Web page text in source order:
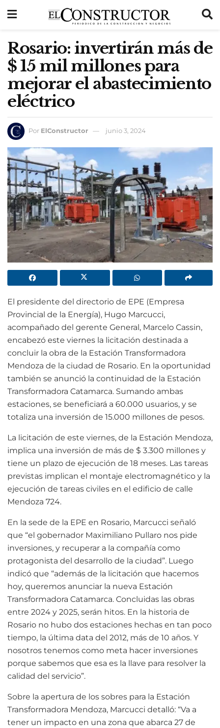
Rosario: invertirán más de
$ 15 mil millones para
mejorar el abastecimiento
eléctrico
Por ElConstructor junio 3, 2024
El presidente del directorio de EPE (Empresa
Provincial de la Energía), Hugo Marcucci,
acompañado del gerente General, Marcelo Cassin,
encabezó este viernes la licitación destinada a
concluir la obra de la Estación Transformadora
Mendoza de la ciudad de Rosario. En la oportunidad
también se anunció la continuidad de la Estación
Transformadora Catamarca. Sumando ambas
estaciones, se beneficiará a 60.000 usuarios, y se
totaliza una inversión de 15.000 millones de pesos.
La licitación de este viernes, de la Estación Mendoza,
implica una inversión de más de $ 3.300 millones y
tiene un plazo de ejecución de 18 meses. Las tareas
previstas implican el montaje electromagnético y la
ejecución de tareas civiles en el edificio de calle
Mendoza 724.
En la sede de la EPE en Rosario, Marcucci señaló
que “el gobernador Maximiliano Pullaro nos pide
inversiones, y recuperar a la compañía como
protagonista del desarrollo de la ciudad”. Luego
indicó que “además de la licitación que hacemos
hoy, queremos anunciar la nueva Estación
Transformadora Catamarca. Concluidas las obras
entre 2024 y 2025, serán hitos. En la historia de
Rosario no hubo dos estaciones hechas en tan poco
tiempo, la última data del 2012, más de 10 años. Y
nosotros tenemos como meta hacer inversiones
porque sabemos que esa es la llave para resolver la
calidad del servicio”.
Sobre la apertura de los sobres para la Estación
Transformadora Mendoza, Marcucci detalló: “Va a
tener un impacto en una zona que abarca 27 de